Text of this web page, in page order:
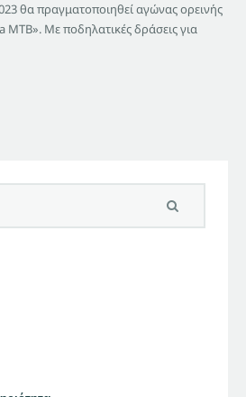
θα πραγματοποιηθεί αγώνας ορεινής
Με ποδηλατικές δράσεις για